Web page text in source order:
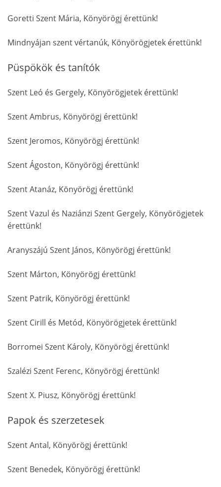
Goretti Szent Mária, Könyörögj érettünk!
Mindnyájan szent vértanúk, Könyörögjetek érettünk!
Püspökök és tanítók
Szent Leó és Gergely, Könyörögjetek érettünk!
Szent Ambrus, Könyörögj érettünk!
Szent Jeromos, Könyörögj érettünk!
Szent Ágoston, Könyörögj érettünk!
Szent Atanáz, Könyörögj érettünk!
Szent Vazul és Naziánzi Szent Gergely, Könyörögjetek
érettünk!
Aranyszájú Szent János, Könyörögj érettünk!
Szent Márton, Könyörögj érettünk!
Szent Patrik, Könyörögj érettünk!
Szent Cirill és Metód, Könyörögjetek érettünk!
Borromei Szent Károly, Könyörögj érettünk!
Szalézi Szent Ferenc, Könyörögj érettünk!
Szent X. Piusz, Könyörögj érettünk!
Papok és szerzetesek
Szent Antal, Könyörögj érettünk!
Szent Benedek, Könyörögj érettünk!